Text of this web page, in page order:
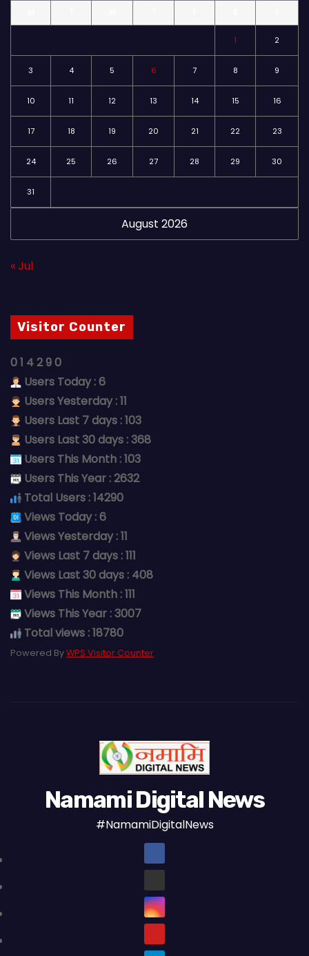
August 2026
1 2
3 4 5 6 7 8 9
10 11 12 13 14 15 16
17 18 19 20 21 22 23
24 25 26 27 28 29 30
31
« Jul
Visitor Counter
01 4290
Users Today : 6
Users Yesterday : 11
Users Last 7 days : 103
Users Last 30 days : 368
Users This Month : 103
Users This Year : 2632
Total Users : 14290
Views Today : 6
Views Yesterday : 11
Views Last 7 days : 111
Views Last 30 days : 408
Views This Month : 111
Views This Year : 3007
Total views : 18780
Powered ByWPS Visitor Counter
Namami Digital News
#NamamiDigitalNews